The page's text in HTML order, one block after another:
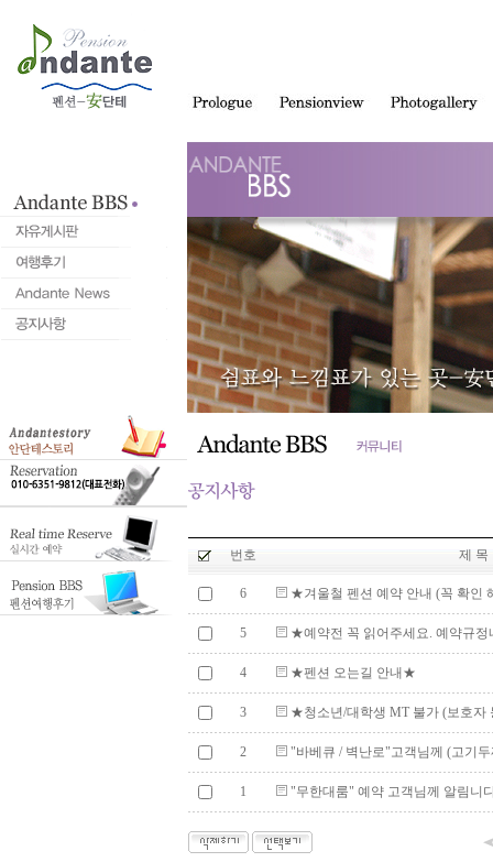
번호 제 목
6 ★겨울철 펜션 예약 안내 (꼭 확인
5 ★예약전 꼭 읽어주세요. 예약규
4 ★펜션 오는길 안내★
3 ★청소년/대학생 MT 불가 (보호자
2 "바베큐 / 벽난로"고객님께 (고기두
1 "무한대룸" 예약 고객님께 알림니